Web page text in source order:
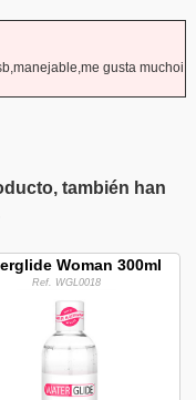
gusta muchoi
también han
Woman 300ml
Ref. WGL0018